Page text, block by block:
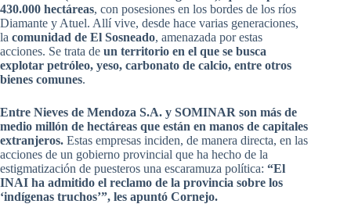
430.000 hectáreas, con posesiones en los bordes de los ríos
Diamante y Atuel. Allí vive, desde hace varias generaciones,
la comunidad de El Sosneado, amenazada por estas
acciones. Se trata de un territorio en el que se busca
explotar petróleo, yeso, carbonato de calcio, entre otros
bienes comunes.
Entre Nieves de Mendoza S.A. y SOMINAR son más de
medio millón de hectáreas que están en manos de capitales
extranjeros. Estas empresas inciden, de manera directa, en las
acciones de un gobierno provincial que ha hecho de la
estigmatización de puesteros una escaramuza política: “El
INAI ha admitido el reclamo de la provincia sobre los
‘indígenas truchos’”, les apuntó Cornejo.